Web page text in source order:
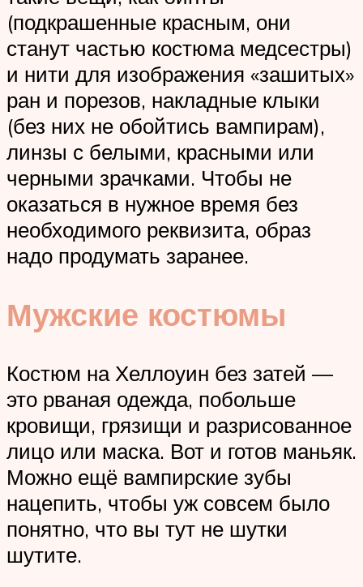
(подкрашенные красным, они
станут частью костюма медсестры)
и нити для изображения «зашитых»
ран и порезов, накладные клыки
(без них не обойтись вампирам),
линзы с белыми, красными или
черными зрачками. Чтобы не
оказаться в нужное время без
необходимого реквизита, образ
надо продумать заранее.
Мужские костюмы
Костюм на Хеллоуин без затей —
это рваная одежда, побольше
кровищи, грязищи и разрисованное
лицо или маска. Вот и готов маньяк.
Можно ещё вампирские зубы
нацепить, чтобы уж совсем было
понятно, что вы тут не шутки
шутите.